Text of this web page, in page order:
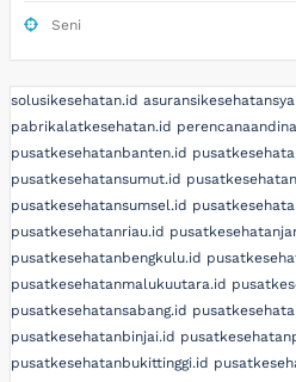
Seni
solusikesehatan.id
pabrikalatkesehatan.id
pusatkesehatanbanten.id
pusatkesehatansumut.id
pusatkesehatansumsel.id
pusatkesehatanriau.id
pusatkesehatanbengkulu.id
pusatkesehatanmalukuutara.id
pusatkesehatansabang.id
pusatkesehatanbinjai.id
pusatkesehatanbukittinggi.id